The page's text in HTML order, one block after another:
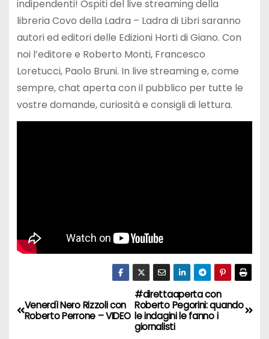
indipendenti! Ospiti del live streaming della
libreria Covo della Ladra – Ladra di Libri saranno
autori ed editori delle Edizioni Horti di Giano. Con
noi l’editore e Roberto Monti, Francesco
Loretucci, Paolo Bruni. In live streaming e, come
sempre, chat aperta con il pubblico per tutte le
vostre domande, curiosità e consigli di lettura.
N
a
#direttaaperta con
Roberto Pegorini: quando
le indagini le fanno i
giornalisti
Venerdì Nero Rizzoli con
Roberto Perrone – VIDEO